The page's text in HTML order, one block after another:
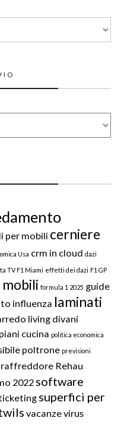
per mobili cerniere
Usa crm in cloud dazi
TV F1 Miami effetti dei dazi F1 GP
formula 1 2025 guide
influenza laminati
living divani
piani cucina politica economica
poltrone previsioni
raffreddore Rehau
2022 software
superfici per
vacanzevirus